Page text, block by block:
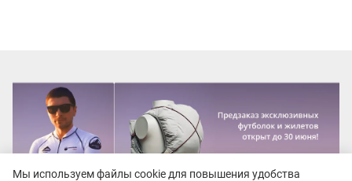
Мы используем файлы cookie для повышения удобства